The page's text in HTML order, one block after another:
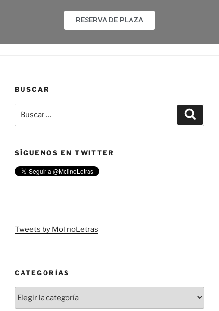
RESERVA DE PLAZA
BUSCAR
SÍGUENOS EN TWITTER
Tweets by MolinoLetras
CATEGORÍAS